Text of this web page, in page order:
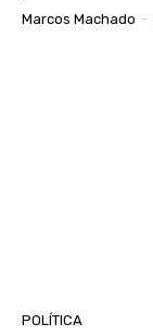
Marcos Machado -
POLÍTICA